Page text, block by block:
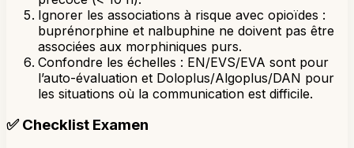
Ignorer les associations à risque avec opioïdes :
buprénorphine et nalbuphine ne doivent pas être
associées aux morphiniques purs.
Confondre les échelles : EN/EVS/EVA sont pour
l’auto-évaluation et Doloplus/Algoplus/DAN pour
les situations où la communication est difficile.
✅Checklist Examen